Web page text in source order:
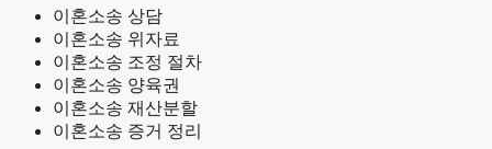
이혼소송 상담
이혼소송 위자료
이혼소송 조정 절차
이혼소송 양육권
이혼소송 재산분할
이혼소송 증거 정리